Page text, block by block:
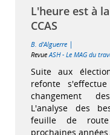
L'heure est à
CCAS
B. d'Alguerre |
RevueASH - Le MAG du
Suite aux
refonte
changement
L'analyse des
feuille de
prochaines